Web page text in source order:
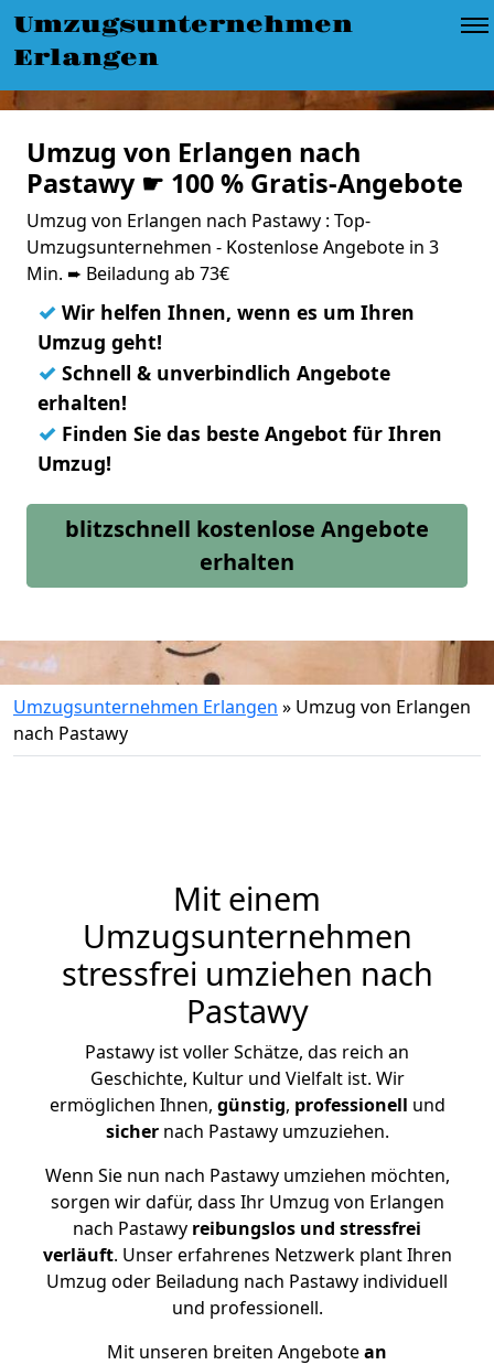
Umzugsunternehmen
Erlangen
Umzug von Erlangen nach
Pastawy ☛ 100 % Gratis-Angebote
Umzug von Erlangen nach Pastawy : Top-
Umzugsunternehmen - Kostenlose Angebote in 3
Min. ➨ Beiladung ab 73€
✓ Wir helfen Ihnen, wenn es um Ihren
Umzug geht!
✓ Schnell & unverbindlich Angebote
erhalten!
✓ Finden Sie das beste Angebot für Ihren
Umzug!
blitzschnell kostenlose Angebote
erhalten
Umzugsunternehmen Erlangen » Umzug von Erlangen
nach Pastawy
Mit einem
Umzugsunternehmen
stressfrei umziehen nach
Pastawy
Pastawy ist voller Schätze, das reich an
Geschichte, Kultur und Vielfalt ist. Wir
ermöglichen Ihnen, günstig, professionell und
sichernach Pastawy umzuziehen.
Wenn Sie nun nach Pastawy umziehen möchten,
sorgen wir dafür, dass Ihr Umzug von Erlangen
nach Pastawy reibungslos und stressfrei
verläuft. Unser erfahrenes Netzwerk plant Ihren
Umzug oder Beiladung nach Pastawy individuell
und professionell.
Mit unseren breiten Angebotean